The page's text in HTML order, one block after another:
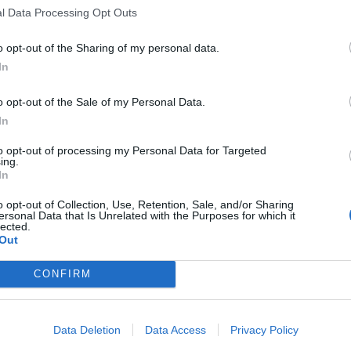
Data Processing Opt Outs
opt-out of the Sharing of my personal data.
opt-out of the Sale of my Personal Data.
opt-out of processing my Personal Data for Targeted
opt-out of Collection, Use, Retention, Sale, and/or Sharing
Data that Is Unrelated with the Purposes for which it
CONFIRM
Data Deletion Data Access Privacy Policy
inaugurou o marcador para a equipa da casa, mas
infeliz auto golo de Magalhães deu os três pontos ao
por 4-1. Kevin ainda colocou a equipa da casa na frente,
de Lipinho, um de Dani e outro de Paletes, somando
por 2-0. Os golos da equipa de Valpaços, conhecida como
consolidando uma vitória surpreendente.
do Fontelas por 2-0, com golos de Meireles e Igor, ambos